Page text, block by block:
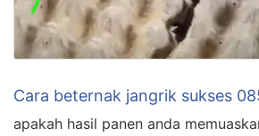
Cara beternak jangrik sukses
apakah hasil panen anda